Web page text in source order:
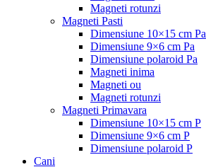
Magneti rotunzi
Magneti Pasti
Dimensiune 10×15 cm Pa
Dimensiune 9×6 cm Pa
Dimensiune polaroid Pa
Magneti inima
Magneti ou
Magneti rotunzi
Magneti Primavara
Dimensiune 10×15 cm P
Dimensiune 9×6 cm P
Dimensiune polaroid P
Cani